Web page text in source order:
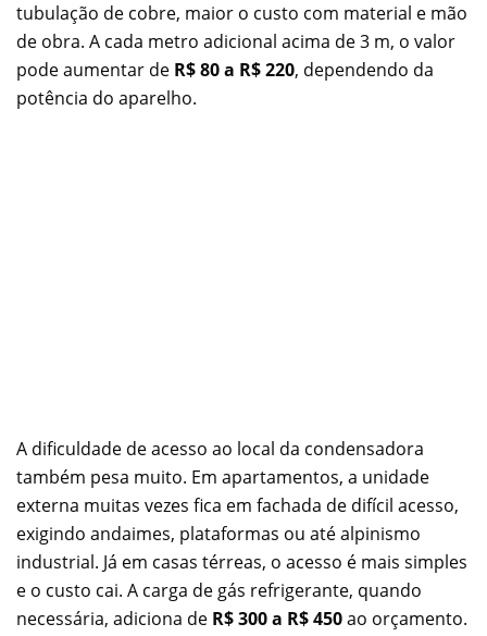
tubulação de cobre, maior o custo com material e mão
de obra. A cada metro adicional acima de 3 m, o valor
pode aumentar de R$ 80 a R$ 220, dependendo da
potência do aparelho.
A dificuldade de acesso ao local da condensadora
também pesa muito. Em apartamentos, a unidade
externa muitas vezes fica em fachada de difícil acesso,
exigindo andaimes, plataformas ou até alpinismo
industrial. Já em casas térreas, o acesso é mais simples
e o custo cai. A carga de gás refrigerante, quando
necessária, adiciona de R$ 300 a R$ 450ao orçamento.